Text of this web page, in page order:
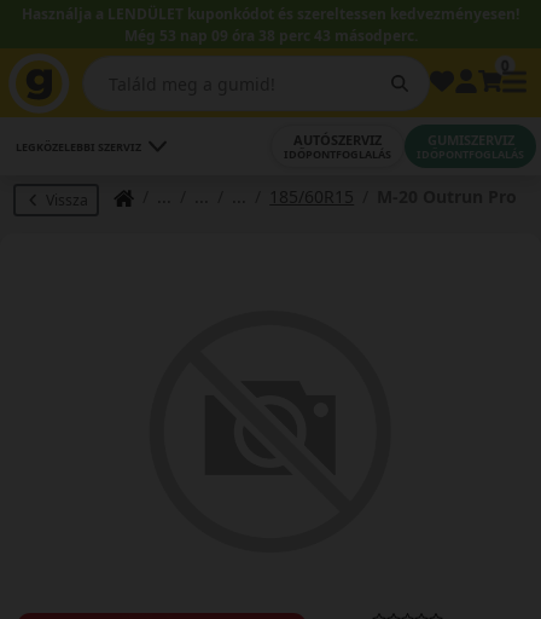
Használja a LENDÜLET kuponkódot és szereltessen kedvezményesen!
Még 53 nap 09 óra 38 perc 42 másodperc.
LEGKÖZELEBBI SZERVIZ AUTÓSZERVIZ
IDŐPONTFOGLALÁS
GUMISZERVIZ
IDŐPONTFOGLALÁS
Vissza 185/60R15